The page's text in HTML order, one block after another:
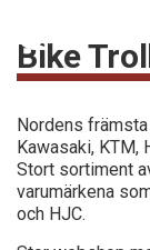
Bike
Nordens
Kawasaki, KTM,
Stort sortiment
varumärkena
och HJC.